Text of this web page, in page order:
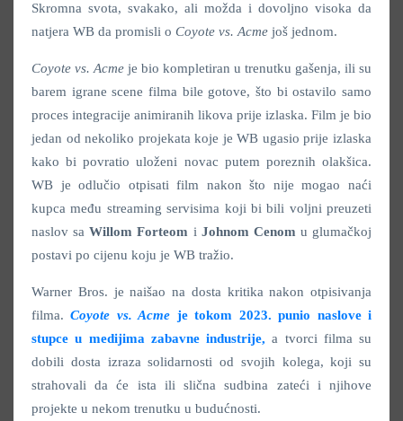
Skromna svota, svakako, ali možda i dovoljno visoka da
natjera WB da promisli o Coyote vs. Acme još jednom.
Coyote vs. Acme je bio kompletiran u trenutku gašenja, ili su
barem igrane scene filma bile gotove, što bi ostavilo samo
proces integracije animiranih likova prije izlaska. Film je bio
jedan od nekoliko projekata koje je WB ugasio prije izlaska
kako bi povratio uloženi novac putem poreznih olakšica.
WB je odlučio otpisati film nakon što nije mogao naći
kupca među streaming servisima koji bi bili voljni preuzeti
naslov saWillom Forteom i Johnom Cenom u glumačkoj
postavi po cijenu koju je WB tražio.
Warner Bros. je naišao na dosta kritika nakon otpisivanja
filma.Coyote vs. Acme je tokom 2023. punio naslove i
stupce u medijima zabavne industrije, a tvorci filma su
dobili dosta izraza solidarnosti od svojih kolega, koji su
strahovali da će ista ili slična sudbina zateći i njihove
projekte u nekom trenutku u budućnosti.